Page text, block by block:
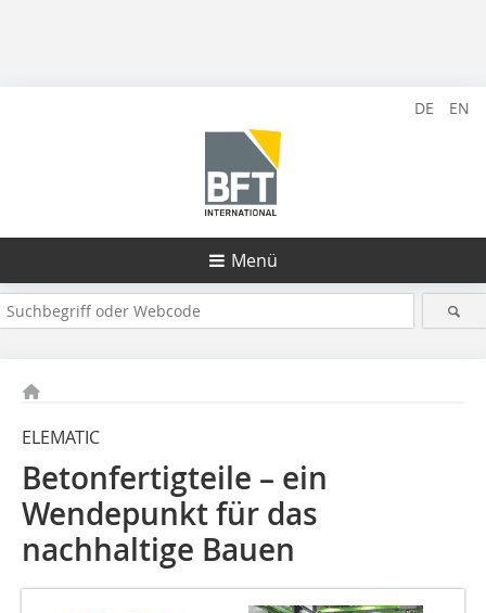
DE EN
Menü
ELEMATIC
Betonfertigteile – ein
Wendepunkt für das
nachhaltige Bauen